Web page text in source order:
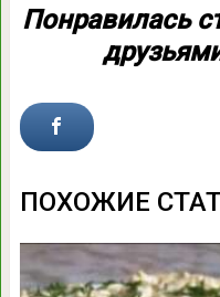
Понравилась
ПОХОЖИЕ